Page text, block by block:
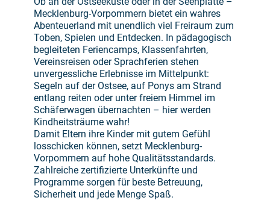
Mecklenburg-Vorpommern bietet ein wahres
Abenteuerland mit unendlich viel Freiraum zum
Toben, Spielen und Entdecken. In pädagogisch
begleiteten Feriencamps, Klassenfahrten,
Vereinsreisen oder Sprachferien stehen
unvergessliche Erlebnisse im Mittelpunkt:
Segeln auf der Ostsee, auf Ponys am Strand
entlang reiten oder unter freiem Himmel im
Schäferwagen übernachten – hier werden
Kindheitsträume wahr!
Damit Eltern ihre Kinder mit gutem Gefühl
losschicken können, setzt Mecklenburg-
Vorpommern auf hohe Qualitätsstandards.
Zahlreiche zertifizierte Unterkünfte und
Programme sorgen für beste Betreuung,
Sicherheit und jede Menge Spaß.